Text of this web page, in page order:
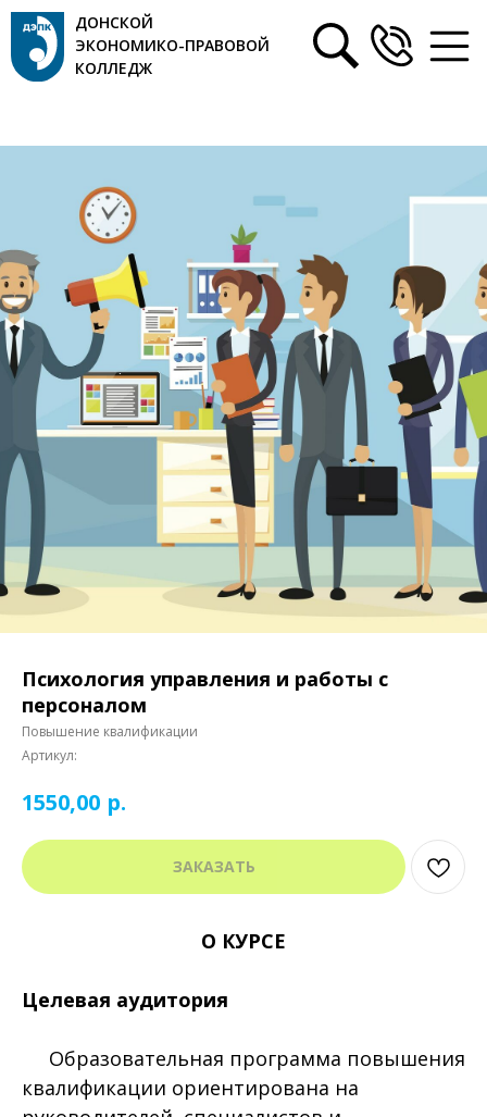
ДОНСКОЙ
ЭКОНОМИКО-ПРАВОВОЙ
КОЛЛЕДЖ
Психология управления и работы с
персоналом
Повышение квалификации
Артикул:
1550,00 р.
ЗАКАЗАТЬ
О КУРСЕ
Целевая аудитория
Образовательная программа повышения
квалификации ориентирована на